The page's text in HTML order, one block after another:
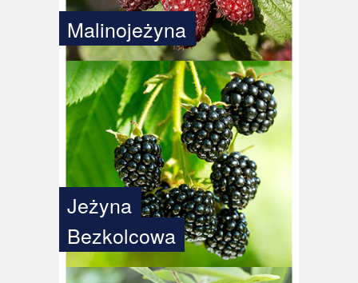
Malinojeżyna
Jeżyna
Bezkolcowa